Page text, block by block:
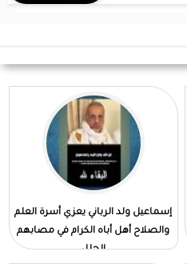
إسماعيل ولد الرباني يعزي أسرة العلم
والصلاح أهل أباه الكرام في مصابهم
الجلل